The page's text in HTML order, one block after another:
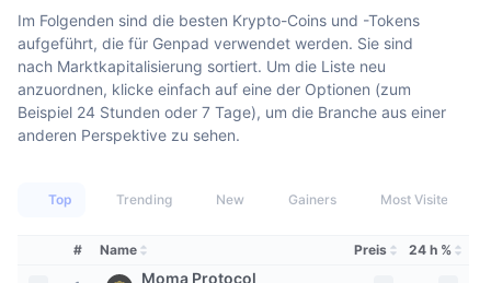
Kategorien
Historische Momentaufnahmen
Token-Freischaltungen
Marktübersicht
Spot-Markt
Anzahl der Kryptowährungen
Signale New
Im Trend
Neu
Börsen
Zentralisierte Börsen
Spot
Dezentrale Börsen
Community
Feeds
API
Krypto-API
Produkte
Im Folgenden sind die besten Krypto-Coins und -Tokens
aufgeführt, die für Genpad verwendet werden. Sie sind
nach Marktkapitalisierung sortiert. Um die Liste neu
anzuordnen, klicke einfach auf eine der Optionen (zum
Beispiel 24 Stunden oder 7 Tage), um die Branche aus einer
anderen Perspektive zu sehen.
Top Trending New Gainers Most Visited
# Name Preis 24 h %
Moma Protocol